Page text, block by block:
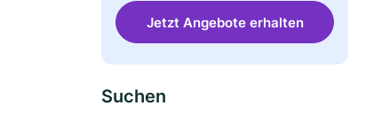
Jetzt Angebote erhalten
Suchen